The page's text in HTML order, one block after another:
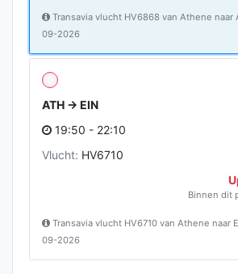
Transavia vlucht HV6868 van Athene naar
09-2026
ATH → EIN
19:50 - 22:10
Vlucht: HV6710
Binnen dit
Transavia vlucht HV6710 van Athene naar
09-2026